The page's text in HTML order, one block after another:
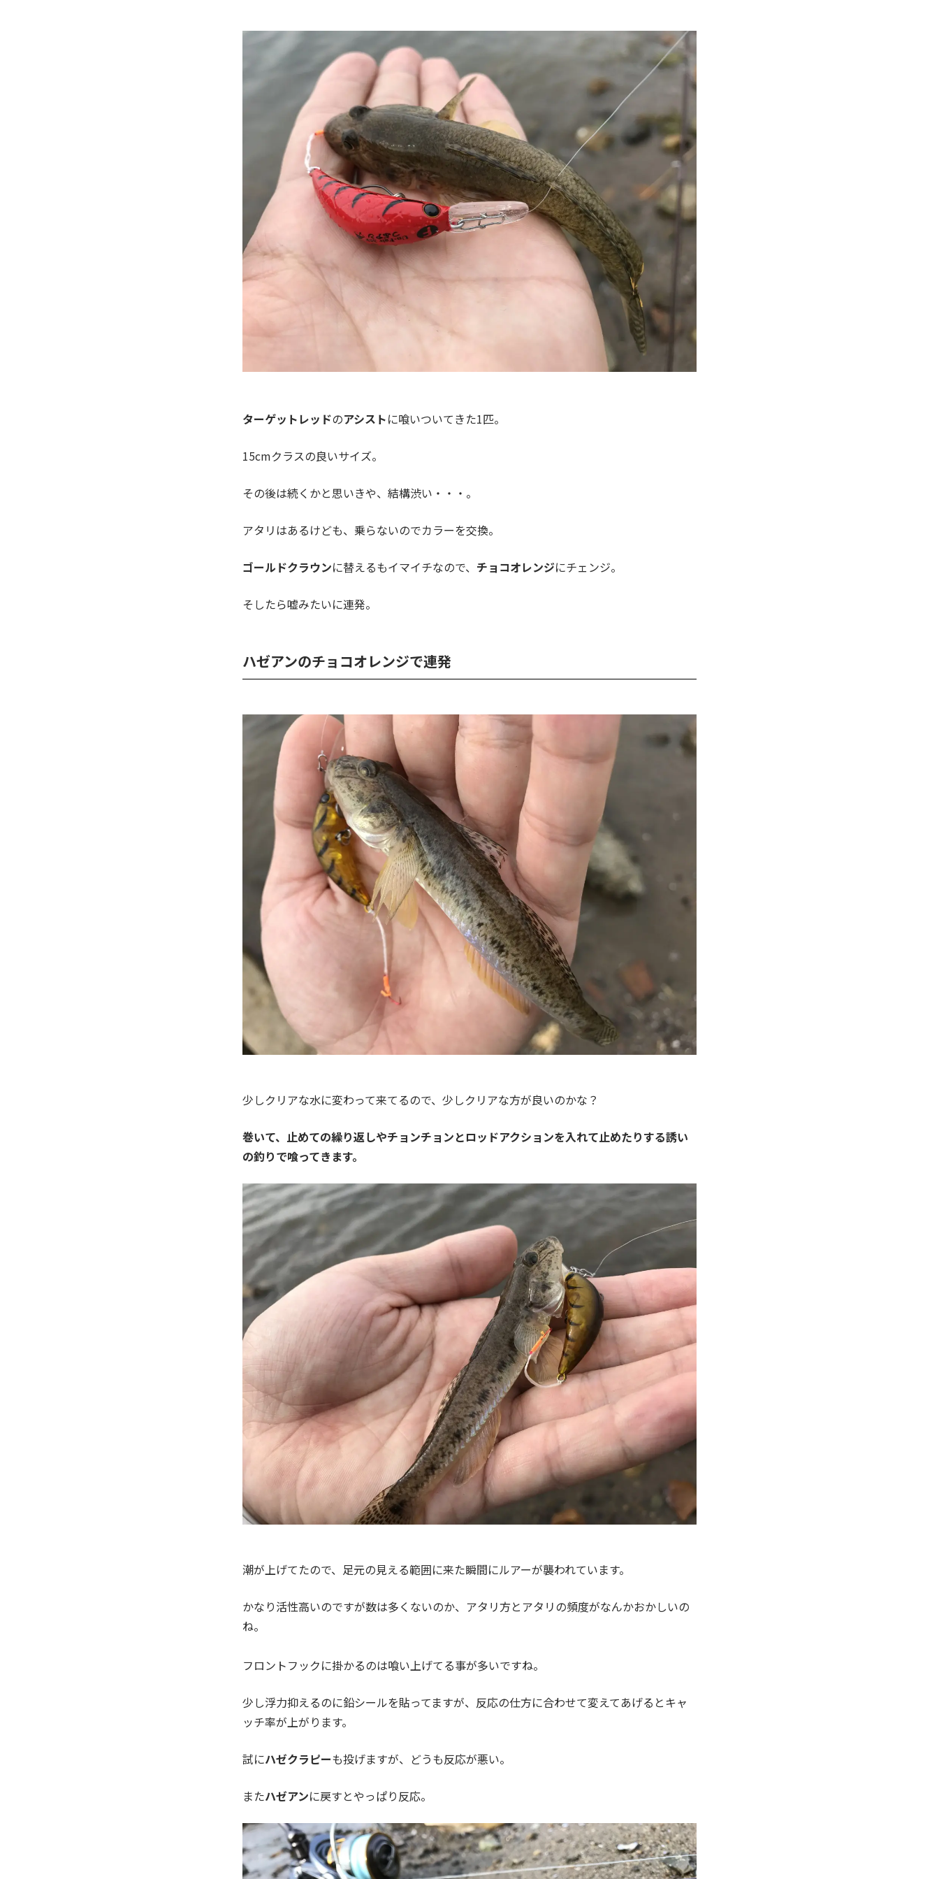
ターゲットレッドのアシストに喰いついてきた1匹。
15cmクラスの良いサイズ。
その後は続くかと思いきや、結構渋い・・・。
アタリはあるけども、乗らないのでカラーを交換。
ゴールドクラウンに替えるもイマイチなので、 チョコオレンジにチェンジ。
そしたら嘘みたいに連発。
ハゼアンのチョコオレンジで連発
少しクリアな水に変わって来てるので、少しクリアな方が良いのかな？
巻いて、止めての繰り返しやチョンチョンとロッドアクションを入れて止めたりする誘い
の釣りで喰ってきます。
潮が上げてたので、足元の見える範囲に来た瞬間にルアーが襲われています。
かなり活性高いのですが数は多くないのか、アタリ方とアタリの頻度がなんかおかしいの
ね。
フロントフックに掛かるのは喰い上げてる事が多いですね。
少し浮力抑えるのに鉛シールを貼ってますが、反応の仕方に合わせて変えてあげるとキャ
ッチ率が上がります。
試にハゼクラピーも投げますが、どうも反応が悪い。
またハゼアンに戻すとやっぱり反応。